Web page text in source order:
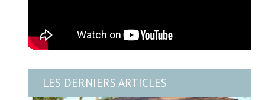
LES DERNIERS ARTICLES